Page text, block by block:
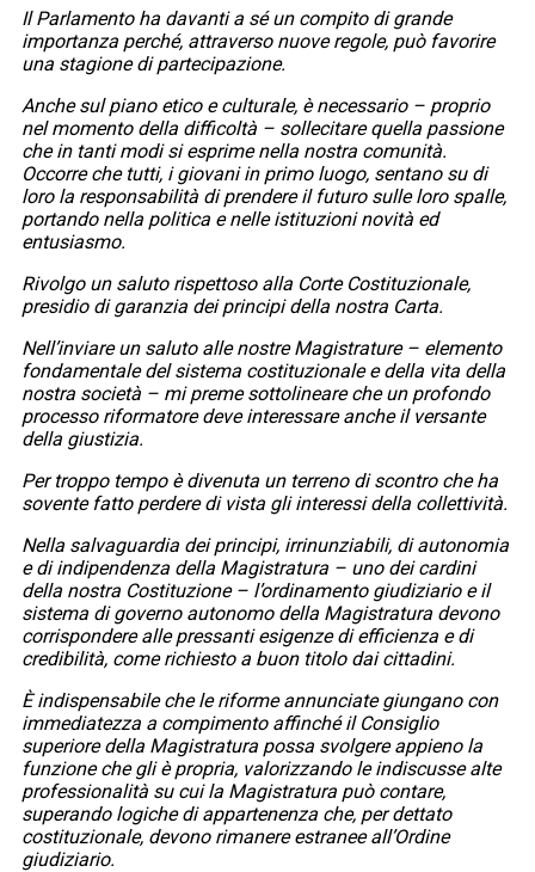
Il Parlamento ha davanti a sé un compito di grande
importanza perché, attraverso nuove regole, può favorire
una stagione di partecipazione.
Anche sul piano etico e culturale, è necessario – proprio
nel momento della difficoltà – sollecitare quella passione
che in tanti modi si esprime nella nostra comunità.
Occorre che tutti, i giovani in primo luogo, sentano su di
loro la responsabilità di prendere il futuro sulle loro spalle,
portando nella politica e nelle istituzioni novità ed
entusiasmo.
Rivolgo un saluto rispettoso alla Corte Costituzionale,
presidio di garanzia dei principi della nostra Carta.
Nell’inviare un saluto alle nostre Magistrature – elemento
fondamentale del sistema costituzionale e della vita della
nostra società – mi preme sottolineare che un profondo
processo riformatore deve interessare anche il versante
della giustizia.
Per troppo tempo è divenuta un terreno di scontro che ha
sovente fatto perdere di vista gli interessi della collettività.
Nella salvaguardia dei principi, irrinunziabili, di autonomia
e di indipendenza della Magistratura – uno dei cardini
della nostra Costituzione – l’ordinamento giudiziario e il
sistema di governo autonomo della Magistratura devono
corrispondere alle pressanti esigenze di efficienza e di
credibilità, come richiesto a buon titolo dai cittadini.
È indispensabile che le riforme annunciate giungano con
immediatezza a compimento affinché il Consiglio
superiore della Magistratura possa svolgere appieno la
funzione che gli è propria, valorizzando le indiscusse alte
professionalità su cui la Magistratura può contare,
superando logiche di appartenenza che, per dettato
costituzionale, devono rimanere estranee all’Ordine
giudiziario.